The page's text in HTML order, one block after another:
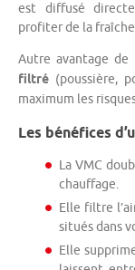
est diffusé
profiter de la
Autre avantage
filtré (poussière,
maximum les
Les bénéfices
La VMC
chauffage.
Elle filtre
situés dans
Elle